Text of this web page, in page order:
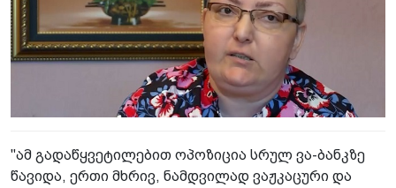
"ამ გადაწყვეტილებით ოპოზიცია სრულ ვა-ბანკზე
წავიდა, ერთი მხრივ, ნამდვილად ვაჟკაცური და